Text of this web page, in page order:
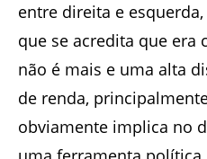
entre direita e
que se acredita que era
não é mais e uma alta
de renda,
obviamente implica no